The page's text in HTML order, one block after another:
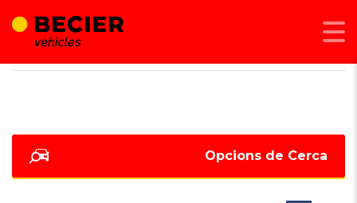
Opcions de Cerca